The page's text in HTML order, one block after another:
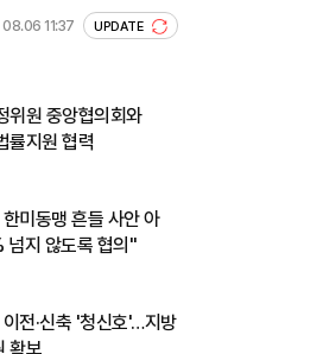
08.06 11:37 UPDATE
위원 중앙협의회와
률지원 협력
미동맹 흔들 사안 아
지 않도록 협의"
전·신축 '청신호'…지방
확보